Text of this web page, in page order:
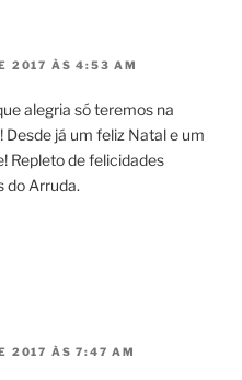
2017 ÀS 4:53 AM
alegria só teremos na
já um feliz Natal e um
Repleto de felicidades
do Arruda.
2017 ÀS 7:47 AM